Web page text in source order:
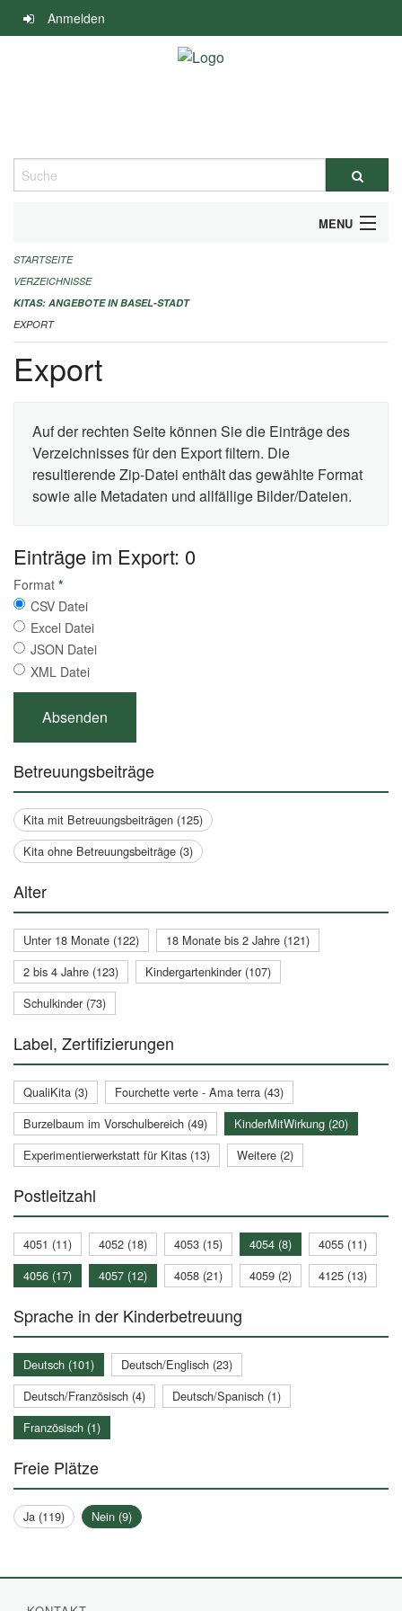
Navigation
überspringen
Anmelden
Suche
MENU
ALLGEMEINE INFORMATIONEN
IMPRESSUM
STARTSEITE
VERZEICHNISSE
KITAS: ANGEBOTE IN BASEL-STADT
EXPORT
Export
Auf der rechten Seite können Sie die Einträge des
Verzeichnisses für den Export filtern. Die
resultierende Zip-Datei enthält das gewählte Format
sowie alle Metadaten und allfällige Bilder/Dateien.
Einträge im Export: 0
Format *
CSV Datei
Excel Datei
JSON Datei
XML Datei
Betreuungsbeiträge
Kita mit Betreuungsbeiträgen (125)
Kita ohne Betreuungsbeiträge (3)
Alter
Unter 18 Monate (122)
18 Monate bis 2 Jahre (121)
2 bis 4 Jahre (123)
Kindergartenkinder (107)
Schulkinder (73)
Label, Zertifizierungen
QualiKita (3)
Fourchette verte - Ama terra (43)
Burzelbaum im Vorschulbereich (49)
KinderMitWirkung (20)
Experimentierwerkstatt für Kitas (13)
Weitere (2)
Postleitzahl
4051 (11) 4052 (18) 4053 (15) 4054 (8)
4055 (11)
4056 (17)
4057 (12) 4058 (21) 4059 (2) 4125 (13)
Sprache in der Kinderbetreuung
Deutsch (101)
Deutsch/Englisch (23)
Deutsch/Französisch (4)
Deutsch/Spanisch (1)
Französisch (1)
Freie Plätze
Ja (119) Nein (9)